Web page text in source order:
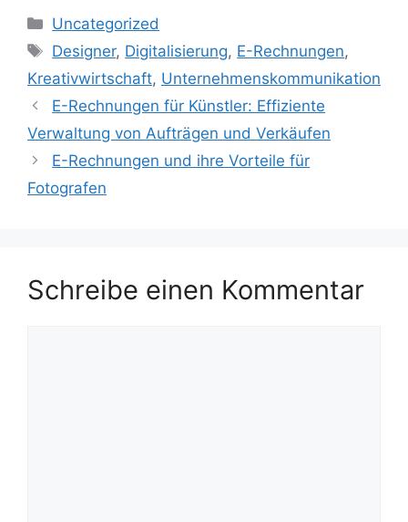
Kategorien
Uncategorized
Schlagwörter
Designer, Digitalisierung, E-Rechnungen,
Kreativwirtschaft, Unternehmenskommunikation
E-Rechnungen für Künstler: Effiziente
Verwaltung von Aufträgen und Verkäufen
E-Rechnungen und ihre Vorteile für
Fotografen
Schreibe einen Kommentar